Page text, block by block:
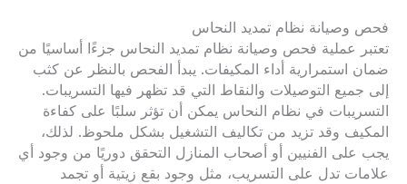
فحص وصيانة نظام تمديد النحاس
تعتبر عملية فحص وصيانة نظام تمديد النحاس جزءًا أساسيًا من
ضمان استمرارية أداء المكيفات. يبدأ الفحص بالنظر عن كثب
إلى جميع التوصيلات والنقاط التي قد تظهر فيها التسريبات.
التسريبات في نظام النحاس يمكن أن تؤثر سلبًا على كفاءة
المكيف وقد تزيد من تكاليف التشغيل بشكل ملحوظ. لذلك،
يجب على الفنيين أو أصحاب المنازل التحقق دوريًا من وجود أي
علامات تدل على التسريب، مثل وجود بقع زيتية أو تجمد